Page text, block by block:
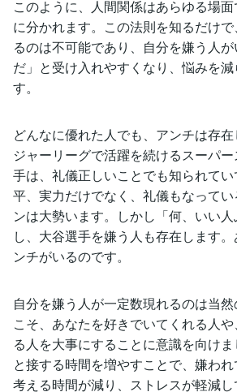
このように、人間関係はあらゆる場
に分かれます。この法則を知るだけ
るのは不可能であり、自分を嫌う人
だ」と受け入れやすくなり、悩みを
す。
どんなに優れた人でも、アンチは存
ジャーリーグで活躍を続けるスーパ
手は、礼儀正しいことでも知られて
平、実力だけでなく、礼儀もなって
ンは大勢います。しかし「何、いい
し、大谷選手を嫌う人も存在します
ンチがいるのです。
自分を嫌う人が一定数現れるのは当
こそ、あなたを好きでいてくれる人
る人を大事にすることに意識を向け
と接する時間を増やすことで、嫌わ
考える時間が減り、ストレスが軽減し